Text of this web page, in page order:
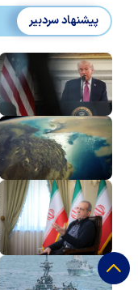
پیشنهاد سردبیر